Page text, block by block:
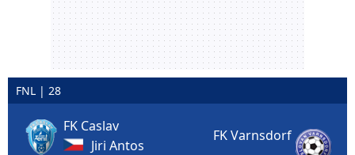
FNL | 28
FK Caslav
Jiri Antos
FK Varnsdorf